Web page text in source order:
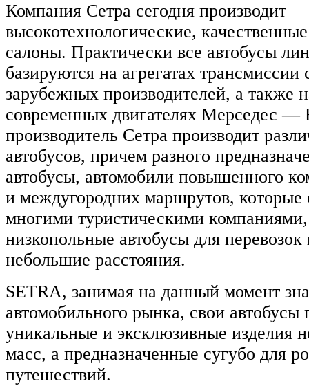
Компания Сетра сегодня производит
высокотехнологические,
салоны. Практически все автобусы
базируются на агрегатах
зарубежных производителей, а также
современных двигателях Мерседес
производитель Сетра производит
автобусов, причем разного
автобусы, автомобили повышенного
и междугородних маршрутов, которые
многими туристическими
низкопольные автобусы для перевозок
небольшие расстояния.
SETRA, занимая на данный момент
автомобильного рынка, свои автобусы
уникальные и эксклюзивные изделия
масс, а предназначенные сугубо для
путешествий.